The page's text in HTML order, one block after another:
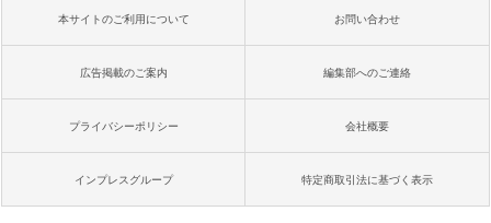
本サイトのご利用について お問い合わせ
広告掲載のご案内 編集部へのご連絡
プライバシーポリシー 会社概要
インプレスグループ 特定商取引法に基づく表示